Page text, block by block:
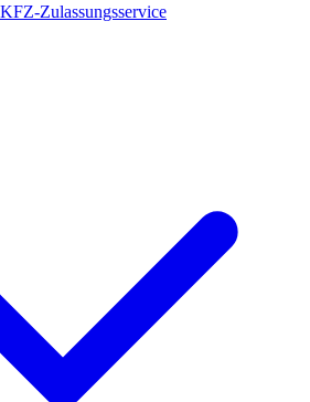
Zulassungsservice